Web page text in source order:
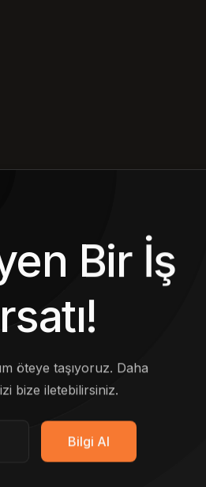
Bir İş
öteye taşıyoruz. Daha
bize iletebilirsiniz.
Bilgi Al